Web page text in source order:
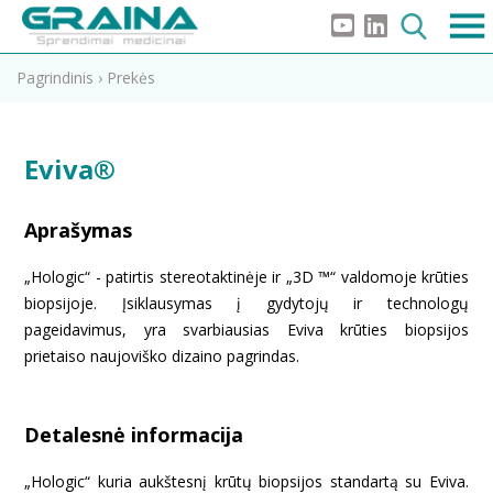
Pagrindinis › Prekės
Eviva®
Aprašymas
„Hologic“ - patirtis stereotaktinėje ir „3D ™“ valdomoje krūties
biopsijoje. Įsiklausymas į gydytojų ir technologų
pageidavimus, yra svarbiausias Eviva krūties biopsijos
prietaiso naujoviško dizaino pagrindas.
Detalesnė informacija
„Hologic“ kuria aukštesnį krūtų biopsijos standartą su Eviva.